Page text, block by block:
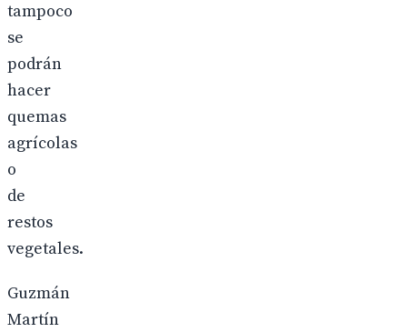
tampoco
se
podrán
hacer
quemas
agrícolas
o
de
restos
vegetales.
Guzmán
Martín